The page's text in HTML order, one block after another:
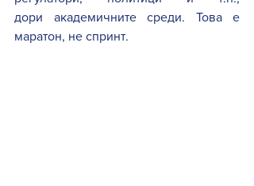
дори академичните среди. Това е
маратон, не спринт.